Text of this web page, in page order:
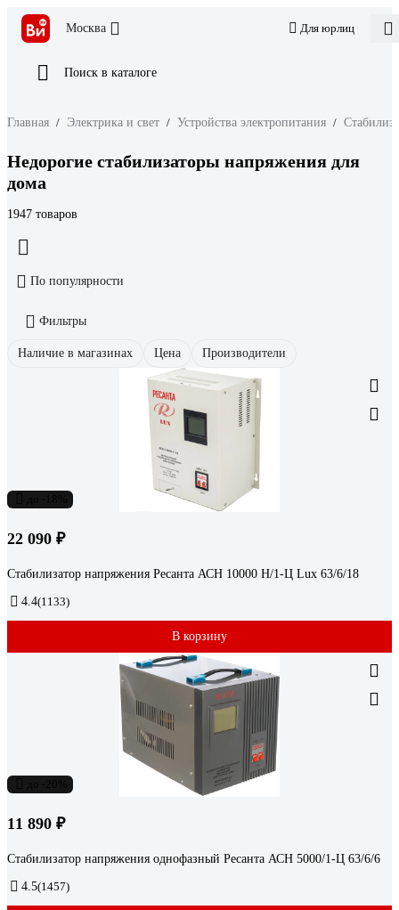
Москва Для юрлиц
Поиск в каталоге
Главная / Электрика и свет / Устройства электропитания /
Недорогие стабилизаторы напряжения для
дома
1947 товаров
По популярности
Фильтры
Наличие в магазинах Цена Производители
22 090 ₽
Стабилизатор напряжения Ресанта АСН 10000 Н/1-Ц Lux 63/6/18
4.4(1133)
В корзину
11 890 ₽
Стабилизатор напряжения однофазный Ресанта АСН 5000/1-Ц 63/6/6
4.5(1457)